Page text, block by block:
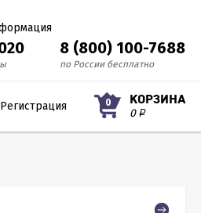
8 (800) 100-7688
по России бесплатно
Регистрация 0 КОРЗИНА
0 Р